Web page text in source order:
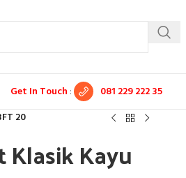
Get In Touch : 081 229 222 35
20
Kayu